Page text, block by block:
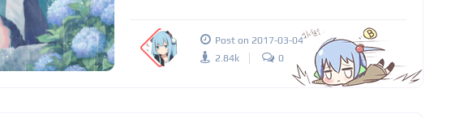
Post on 2017-03-04
2.84k
0